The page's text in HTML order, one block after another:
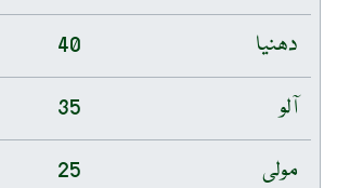
دھنیا
40
آلو
35
مولی
25